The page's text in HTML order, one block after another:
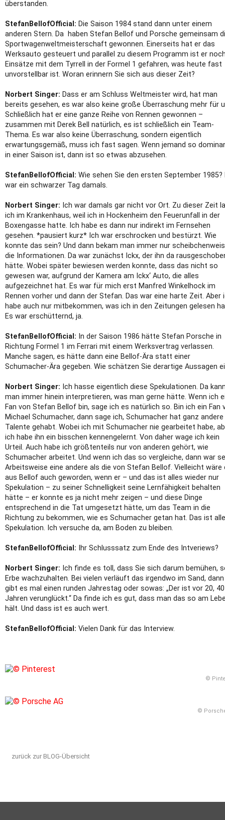
überstanden.
StefanBellofOfficial: Die Saison 1984 stand dann unter einem
anderen Stern. Da haben Stefan Bellof und Porsche gemeinsam
Sportwagenweltmeisterschaft gewonnen. Einerseits hat er das
Werksauto gesteuert und parallel zu diesem Programm ist er
Einsätze mit dem Tyrrell in der Formel 1 gefahren, was heute fast
unvorstellbar ist. Woran erinnern Sie sich aus dieser Zeit?
Norbert Singer: Dass er am Schluss Weltmeister wird, hat man
bereits gesehen, es war also keine große Überraschung mehr für
Schließlich hat er eine ganze Reihe von Rennen gewonnen –
zusammen mit Derek Bell natürlich, es ist schließlich ein Team-
Thema. Es war also keine Überraschung, sondern eigentlich
erwartungsgemäß, muss ich fast sagen. Wenn jemand so
in einer Saison ist, dann ist so etwas abzusehen.
StefanBellofOfficial: Wie sehen Sie den ersten September 1985?
war ein schwarzer Tag damals.
Norbert Singer: Ich war damals gar nicht vor Ort. Zu dieser Zeit
ich im Krankenhaus, weil ich in Hockenheim den Feuerunfall in der
Boxengasse hatte. Ich habe es dann nur indirekt im Fernsehen
gesehen. *pausiert kurz* Ich war erschrocken und bestürzt. Wie
konnte das sein? Und dann bekam man immer nur
die Informationen. Da war zunächst Ickx, der ihn da
hätte. Wobei später bewiesen werden konnte, dass das nicht so
gewesen war, aufgrund der Kamera am Ickx‘ Auto, die alles
aufgezeichnet hat. Es war für mich erst Manfred Winkelhock im
Rennen vorher und dann der Stefan. Das war eine harte Zeit. Aber
habe auch nur mitbekommen, was ich in den Zeitungen gelesen
Es war erschütternd, ja.
StefanBellofOfficial: In der Saison 1986 hätte Stefan Porsche in
Richtung Formel 1 im Ferrari mit einem Werksvertrag verlassen.
Manche sagen, es hätte dann eine Bellof-Ära statt einer
Schumacher-Ära gegeben. Wie schätzen Sie derartige Aussagen
Norbert Singer: Ich hasse eigentlich diese Spekulationen. Da
man immer hinein interpretieren, was man gerne hätte. Wenn ich
Fan von Stefan Bellof bin, sage ich es natürlich so. Bin ich ein Fan
Michael Schumacher, dann sage ich, Schumacher hat ganz andere
Talente gehabt. Wobei ich mit Schumacher nie gearbeitet habe,
ich habe ihn ein bisschen kennengelernt. Von daher wage ich kein
Urteil. Auch habe ich größtenteils nur von anderen gehört, wie
Schumacher arbeitet. Und wenn ich das so vergleiche, dann war
Arbeitsweise eine andere als die von Stefan Bellof. Vielleicht wäre
aus Bellof auch geworden, wenn er – und das ist alles wieder nur
Spekulation – zu seiner Schnelligkeit seine Lernfähigkeit behalten
hätte – er konnte es ja nicht mehr zeigen – und diese Dinge
entsprechend in die Tat umgesetzt hätte, um das Team in die
Richtung zu bekommen, wie es Schumacher getan hat. Das ist
Spekulation. Ich versuche da, am Boden zu bleiben.
StefanBellofOfficial: Ihr Schlusssatz zum Ende des Intveriews?
Norbert Singer: Ich finde es toll, dass Sie sich darum bemühen,
Erbe wachzuhalten. Bei vielen verläuft das irgendwo im Sand, dann
gibt es mal einen runden Jahrestag oder sowas: „Der ist vor 20, 40
Jahren verunglückt.“ Da finde ich es gut, dass man das so am
hält. Und dass ist es auch wert.
StefanBellofOfficial: Vielen Dank für das Interview.
©
©
zurück zur BLOG-Übersicht